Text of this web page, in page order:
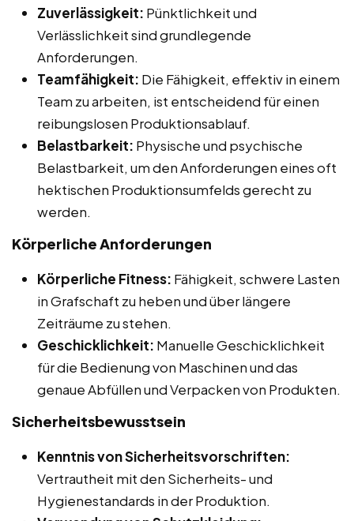
Zuverlässigkeit: Pünktlichkeit und
Verlässlichkeit sind grundlegende
Anforderungen.
Teamfähigkeit: Die Fähigkeit, effektiv in einem
Team zu arbeiten, ist entscheidend für einen
reibungslosen Produktionsablauf.
Belastbarkeit: Physische und psychische
Belastbarkeit, um den Anforderungen eines oft
hektischen Produktionsumfelds gerecht zu
werden.
Körperliche Anforderungen
Körperliche Fitness: Fähigkeit, schwere Lasten
in Grafschaft zu heben und über längere
Zeiträume zu stehen.
Geschicklichkeit: Manuelle Geschicklichkeit
für die Bedienung von Maschinen und das
genaue Abfüllen und Verpacken von Produkten.
Sicherheitsbewusstsein
Kenntnis von Sicherheitsvorschriften:
Vertrautheit mit den Sicherheits- und
Hygienestandards in der Produktion.